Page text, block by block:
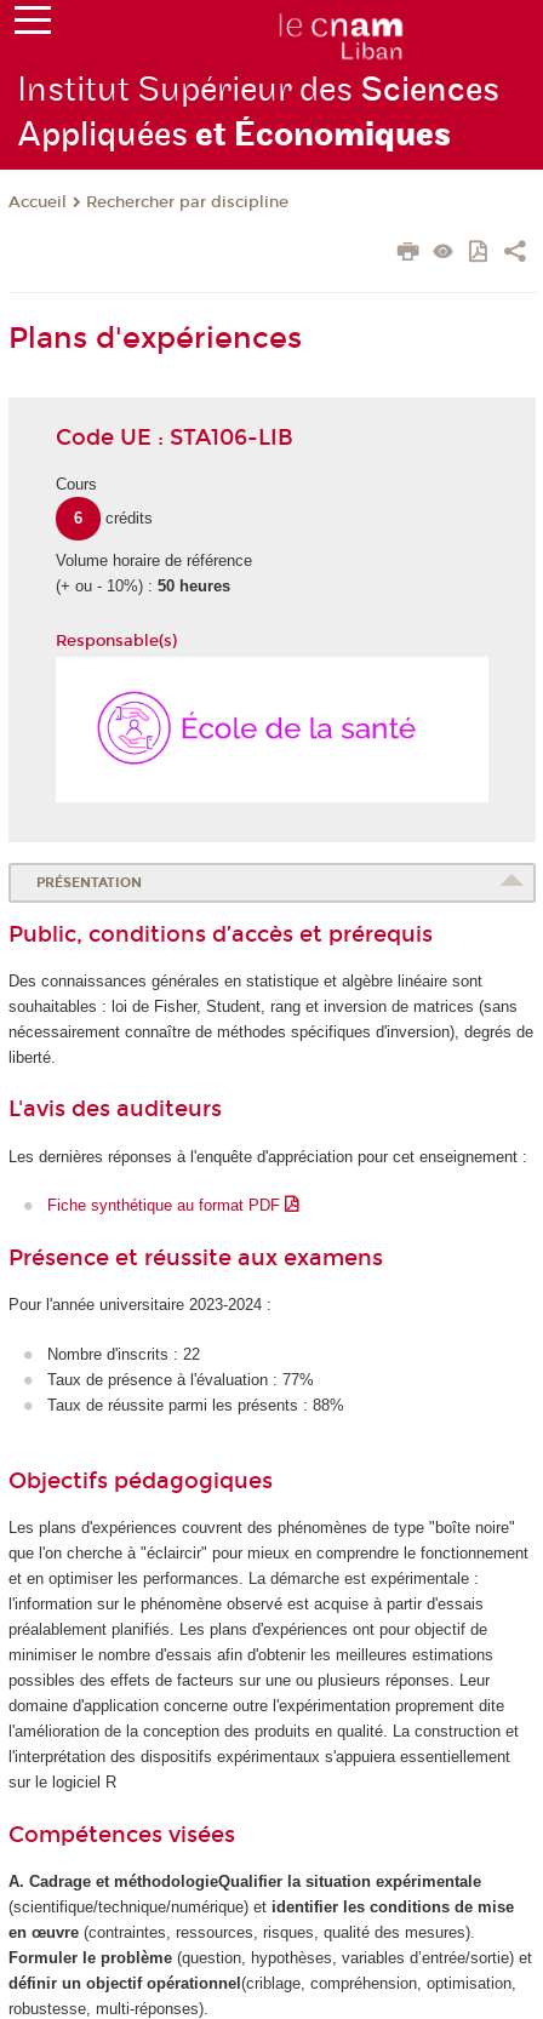
Institut Supérieur des Sciences
Appliquéeset Économiques
Accueil Rechercher par discipline
Plans d'expériences
Code UE : STA106-LIB
Cours
6
crédits
Volume horaire de référence
(+ ou - 10%) : 50 heures
Responsable(s)
PRÉSENTATION
Public, conditions d’accès et prérequis
Des connaissances générales en statistique et algèbre linéaire sont
souhaitables : loi de Fisher, Student, rang et inversion de matrices (sans
nécessairement connaître de méthodes spécifiques d'inversion), degrés de
liberté.
L'avis des auditeurs
Les dernières réponses à l'enquête d'appréciation pour cet enseignement :
Fiche synthétique au format PDF
Présence et réussite aux examens
Pour l'année universitaire 2023-2024 :
Nombre d'inscrits : 22
Taux de présence à l'évaluation : 77%
Taux de réussite parmi les présents : 88%
Objectifs pédagogiques
Les plans d'expériences couvrent des phénomènes de type "boîte noire"
que l'on cherche à "éclaircir" pour mieux en comprendre le fonctionnement
et en optimiser les performances. La démarche est expérimentale :
l'information sur le phénomène observé est acquise à partir d'essais
préalablement planifiés. Les plans d'expériences ont pour objectif de
minimiser le nombre d'essais afin d'obtenir les meilleures estimations
possibles des effets de facteurs sur une ou plusieurs réponses. Leur
domaine d'application concerne outre l'expérimentation proprement dite
l'amélioration de la conception des produits en qualité. La construction et
l'interprétation des dispositifs expérimentaux s'appuiera essentiellement
sur le logiciel R
Compétences visées
A. Cadrage et méthodologieQualifier la situation expérimentale
(scientifique/technique/numérique) et identifier les conditions de mise
en œuvre(contraintes, ressources, risques, qualité des mesures).
Formuler le problème(question, hypothèses, variables d’entrée/sortie) et
définir un objectif opérationnel (criblage, compréhension, optimisation,
robustesse, multi-réponses).